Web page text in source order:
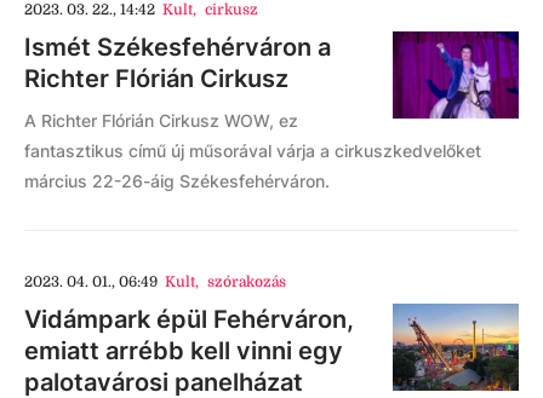
2023. 03. 22., 14:42 Kult, cirkusz
Ismét Székesfehérváron a
Richter Flórián Cirkusz
A Richter Flórián Cirkusz WOW, ez
fantasztikus című új műsorával várja a cirkuszkedvelőket
március 22-26-áig Székesfehérváron.
2023. 04. 01., 06:49 Kult, szórakozás
Vidámpark épül Fehérváron,
emiatt arrébb kell vinni egy
palotavárosi panelházat